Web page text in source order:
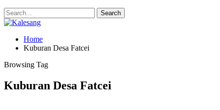
Home
Kuburan Desa Fatcei
Browsing Tag
Kuburan Desa Fatcei